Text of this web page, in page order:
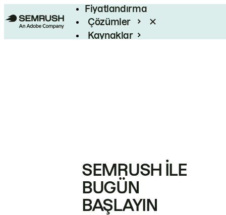
Fiyatlandırma
Çözümler
Kaynaklar
SEMRUSH ILE
BUGÜN
BAŞLAYIN